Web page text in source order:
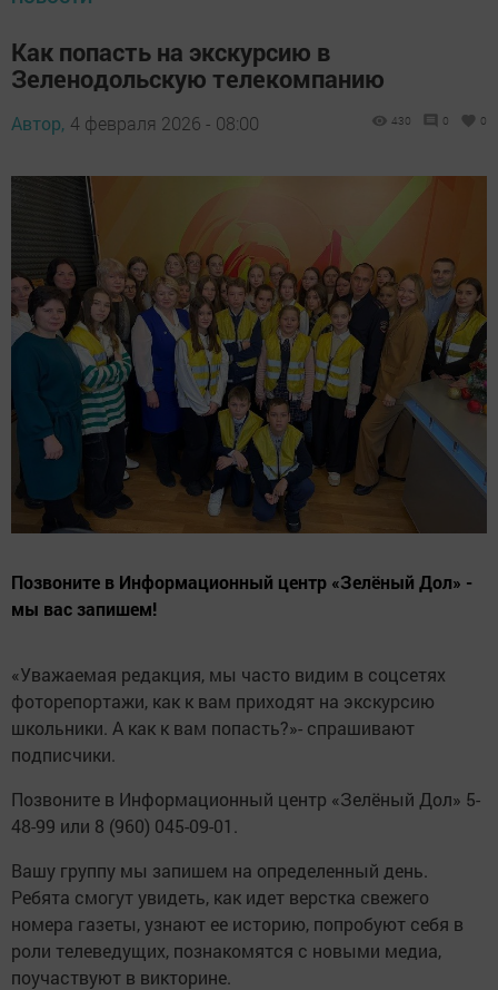
Как попасть на экскурсию в
Зеленодольскую телекомпанию
Автор, 4 февраля 2026 - 08:00 430 0 0
Позвоните в Информационный центр «Зелёный Дол» -
мы вас запишем!
«Уважаемая редакция, мы часто видим в соцсетях
фоторепортажи, как к вам приходят на экскурсию
школьники. А как к вам попасть?»- спрашивают
подписчики.
Позвоните в Информационный центр «Зелёный Дол» 5-
48-99 или 8 (960) 045-09-01.
Вашу группу мы запишем на определенный день.
Ребята смогут увидеть, как идет верстка свежего
номера газеты, узнают ее историю, попробуют себя в
роли телеведущих, познакомятся с новыми медиа,
поучаствуют в викторине.